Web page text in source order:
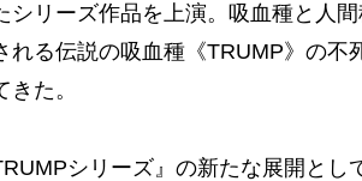
シリーズ作品を上演。吸血種と人
れる伝説の吸血種《TRUMP》の不
きた。
シリーズ』の新たな展開とし